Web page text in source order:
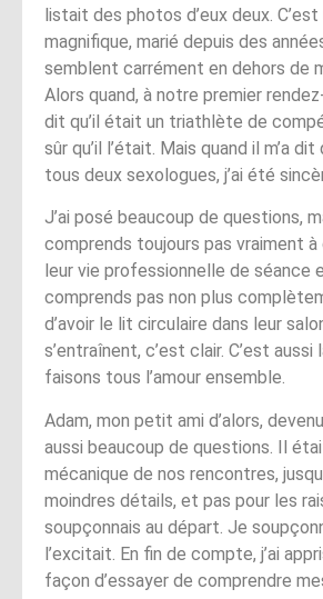
listait des photos d’eux deux.
magnifique, marié depuis des
semblent carrément en dehors de
Alors quand, à notre premier
dit qu’il était un triathlète de
sûr qu’il l’était. Mais quand il m’a
tous deux sexologues, j’ai été
J’ai posé beaucoup de questions,
comprends toujours pas vraiment à
leur vie professionnelle de séance
comprends pas non plus
d’avoir le lit circulaire dans leur
s’entraînent, c’est clair. C’est aussi
faisons tous l’amour ensemble.
Adam, mon petit ami d’alors,
aussi beaucoup de questions. Il
mécanique de nos rencontres,
moindres détails, et pas pour les
soupçonnais au départ. Je
l’excitait. En fin de compte, j’ai
façon d’essayer de comprendre